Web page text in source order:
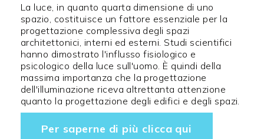
La luce, in quanto quarta dimensione di uno
spazio, costituisce un fattore essenziale per la
progettazione complessiva degli spazi
architettonici, interni ed esterni. Studi scientifici
hanno dimostrato l'influsso fisiologico e
psicologico della luce sull'uomo. È quindi della
massima importanza che la progettazione
dell'illuminazione riceva altrettanta attenzione
quanto la progettazione degli edifici e degli spazi.
Per saperne di più clicca qui